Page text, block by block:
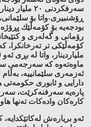
سه‌رفكردنی ٢٠
ڕۆشنبیری-واتا بۆ
بودجه‌یه‌ بۆ كۆمه‌ڵێك
رۆمانی و گه‌له‌ری و
ملیار دینار
ماوه‌ته‌وه‌ كه‌ سه‌رجه‌می
ئه‌زمه‌ری سلێمانییه‌،
دارایی و ئابوری حكومه‌تی
پاره‌یه‌ سه‌رفنه‌كرێت،
كاره‌كان واده‌كات ته‌نها
ئه‌و بریاره‌ش